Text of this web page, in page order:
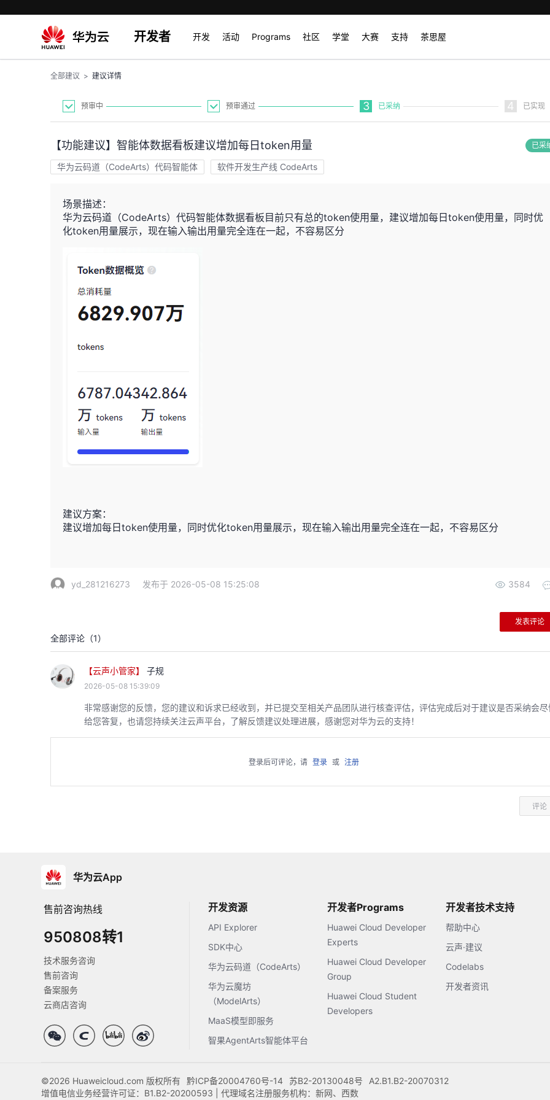
开发者 开发 活动 Programs 社区 学堂 大赛 支持 茶思屋
全部建议 > 建议详情
预审中 预审通过 3 已采纳 4 已实现
【功能建议】智能体数据看板建议增加每日token用量 已采
华为云码道（CodeArts）代码智能体 软件开发生产线 CodeArts
场景描述：
华为云码道（CodeArts）代码智能体数据看板目前只有总的token使用量，建议增加每日token使用量，同时优
化token用量展示，现在输入输出用量完全连在一起，不容易区分
建议方案：
建议增加每日token使用量，同时优化token用量展示，现在输入输出用量完全连在一起，不容易区分
yd_281216273 发布于 2026-05-08 15:25:08 3584
发表评论
全部评论（1）
【云声小管家】 子规
2026-05-08 15:39:09
非常感谢您的反馈，您的建议和诉求已经收到，并已提交至相关产品团队进行核查评估，评估完成后对于建议是否采纳会尽
给您答复，也请您持续关注云声平台，了解反馈建议处理进展，感谢您对华为云的支持！
登录后可评论，请 登录 或 注册
评论
华为云App
售前咨询热线
950808转1
技术服务咨询
售前咨询
备案服务
云商店咨询
开发资源
API Explorer
SDK中心
华为云码道（CodeArts）
华为云魔坊
（ModelArts）
MaaS模型即服务
智果AgentArts智能体平台
开发者Programs
Huawei Cloud Developer
Experts
Huawei Cloud Developer
Group
Huawei Cloud Student
Developers
开发者技术支持
帮助中心
云声·建议
Codelabs
开发者资讯
©2026 Huaweicloud.com 版权所有 黔ICP备20004760号-14 苏B2-20130048号
A2.B1.B2-20070312
增值电信业务经营许可证：B1.B2-20200593 | 代理域名注册服务机构：新网、西数